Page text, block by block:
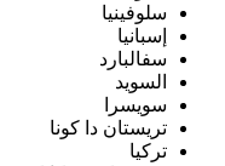
سلوفينيا
إسبانيا
سفالبارد
السويد
سويسرا
تريستان دا كونا
تركيا